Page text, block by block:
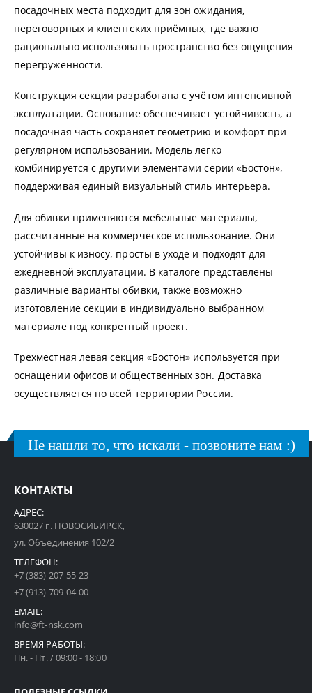
посадочных места подходит для зон ожидания,
переговорных и клиентских приёмных, где важно
рационально использовать пространство без ощущения
перегруженности.
Конструкция секции разработана с учётом интенсивной
эксплуатации. Основание обеспечивает устойчивость, а
посадочная часть сохраняет геометрию и комфорт при
регулярном использовании. Модель легко
комбинируется с другими элементами серии «Бостон»,
поддерживая единый визуальный стиль интерьера.
Для обивки применяются мебельные материалы,
рассчитанные на коммерческое использование. Они
устойчивы к износу, просты в уходе и подходят для
ежедневной эксплуатации. В каталоге представлены
различные варианты обивки, также возможно
изготовление секции в индивидуально выбранном
материале под конкретный проект.
Трехместная левая секция «Бостон» используется при
оснащении офисов и общественных зон. Доставка
осуществляется по всей территории России.
Не нашли то, что искали - позвоните нам :)
КОНТАКТЫ
АДРЕС:
630027 г. НОВОСИБИРСК,
ул. Объединения 102/2
ТЕЛЕФОН:
+7 (383) 207-55-23
+7 (913) 709-04-00
EMAIL:
info@ft-nsk.com
ВРЕМЯ РАБОТЫ:
Пн. - Пт. / 09:00 - 18:00